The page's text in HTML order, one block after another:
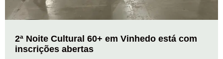
2ª Noite Cultural 60+ em Vinhedo está com
inscrições abertas